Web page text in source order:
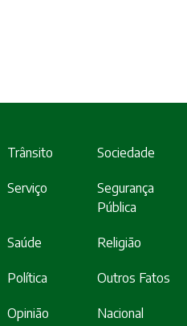
Trânsito Sociedade
Serviço
Segurança
Pública
Saúde Religião
Política Outros Fatos
Opinião Nacional